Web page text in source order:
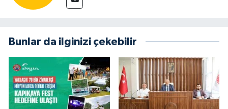
Bunlar da ilginizi çekebilir